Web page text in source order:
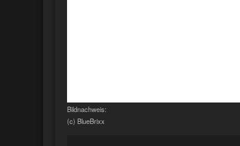
Bildnachweis:
(c) BlueBrixx